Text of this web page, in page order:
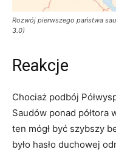
Rozwój pierwszego państwa
3.0)
Reakcje
Chociaż podbój
Saudów ponad półtora
ten mógł być szybszy
było hasło duchowej